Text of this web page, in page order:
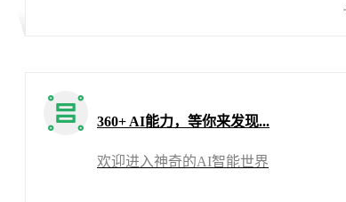
360+ AI能力，等你来发现...
欢迎进入神奇的AI智能世界